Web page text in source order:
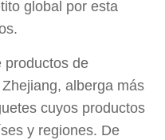
global por esta
productos de
alberga más
cuyos productos
y regiones. De